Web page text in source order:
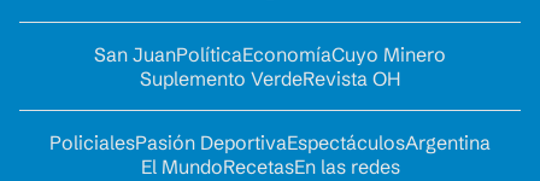
San JuanPolíticaEconomíaCuyo Minero
Suplemento VerdeRevista OH
PolicialesPasión DeportivaEspectáculosArgentina
El MundoRecetasEn las redes